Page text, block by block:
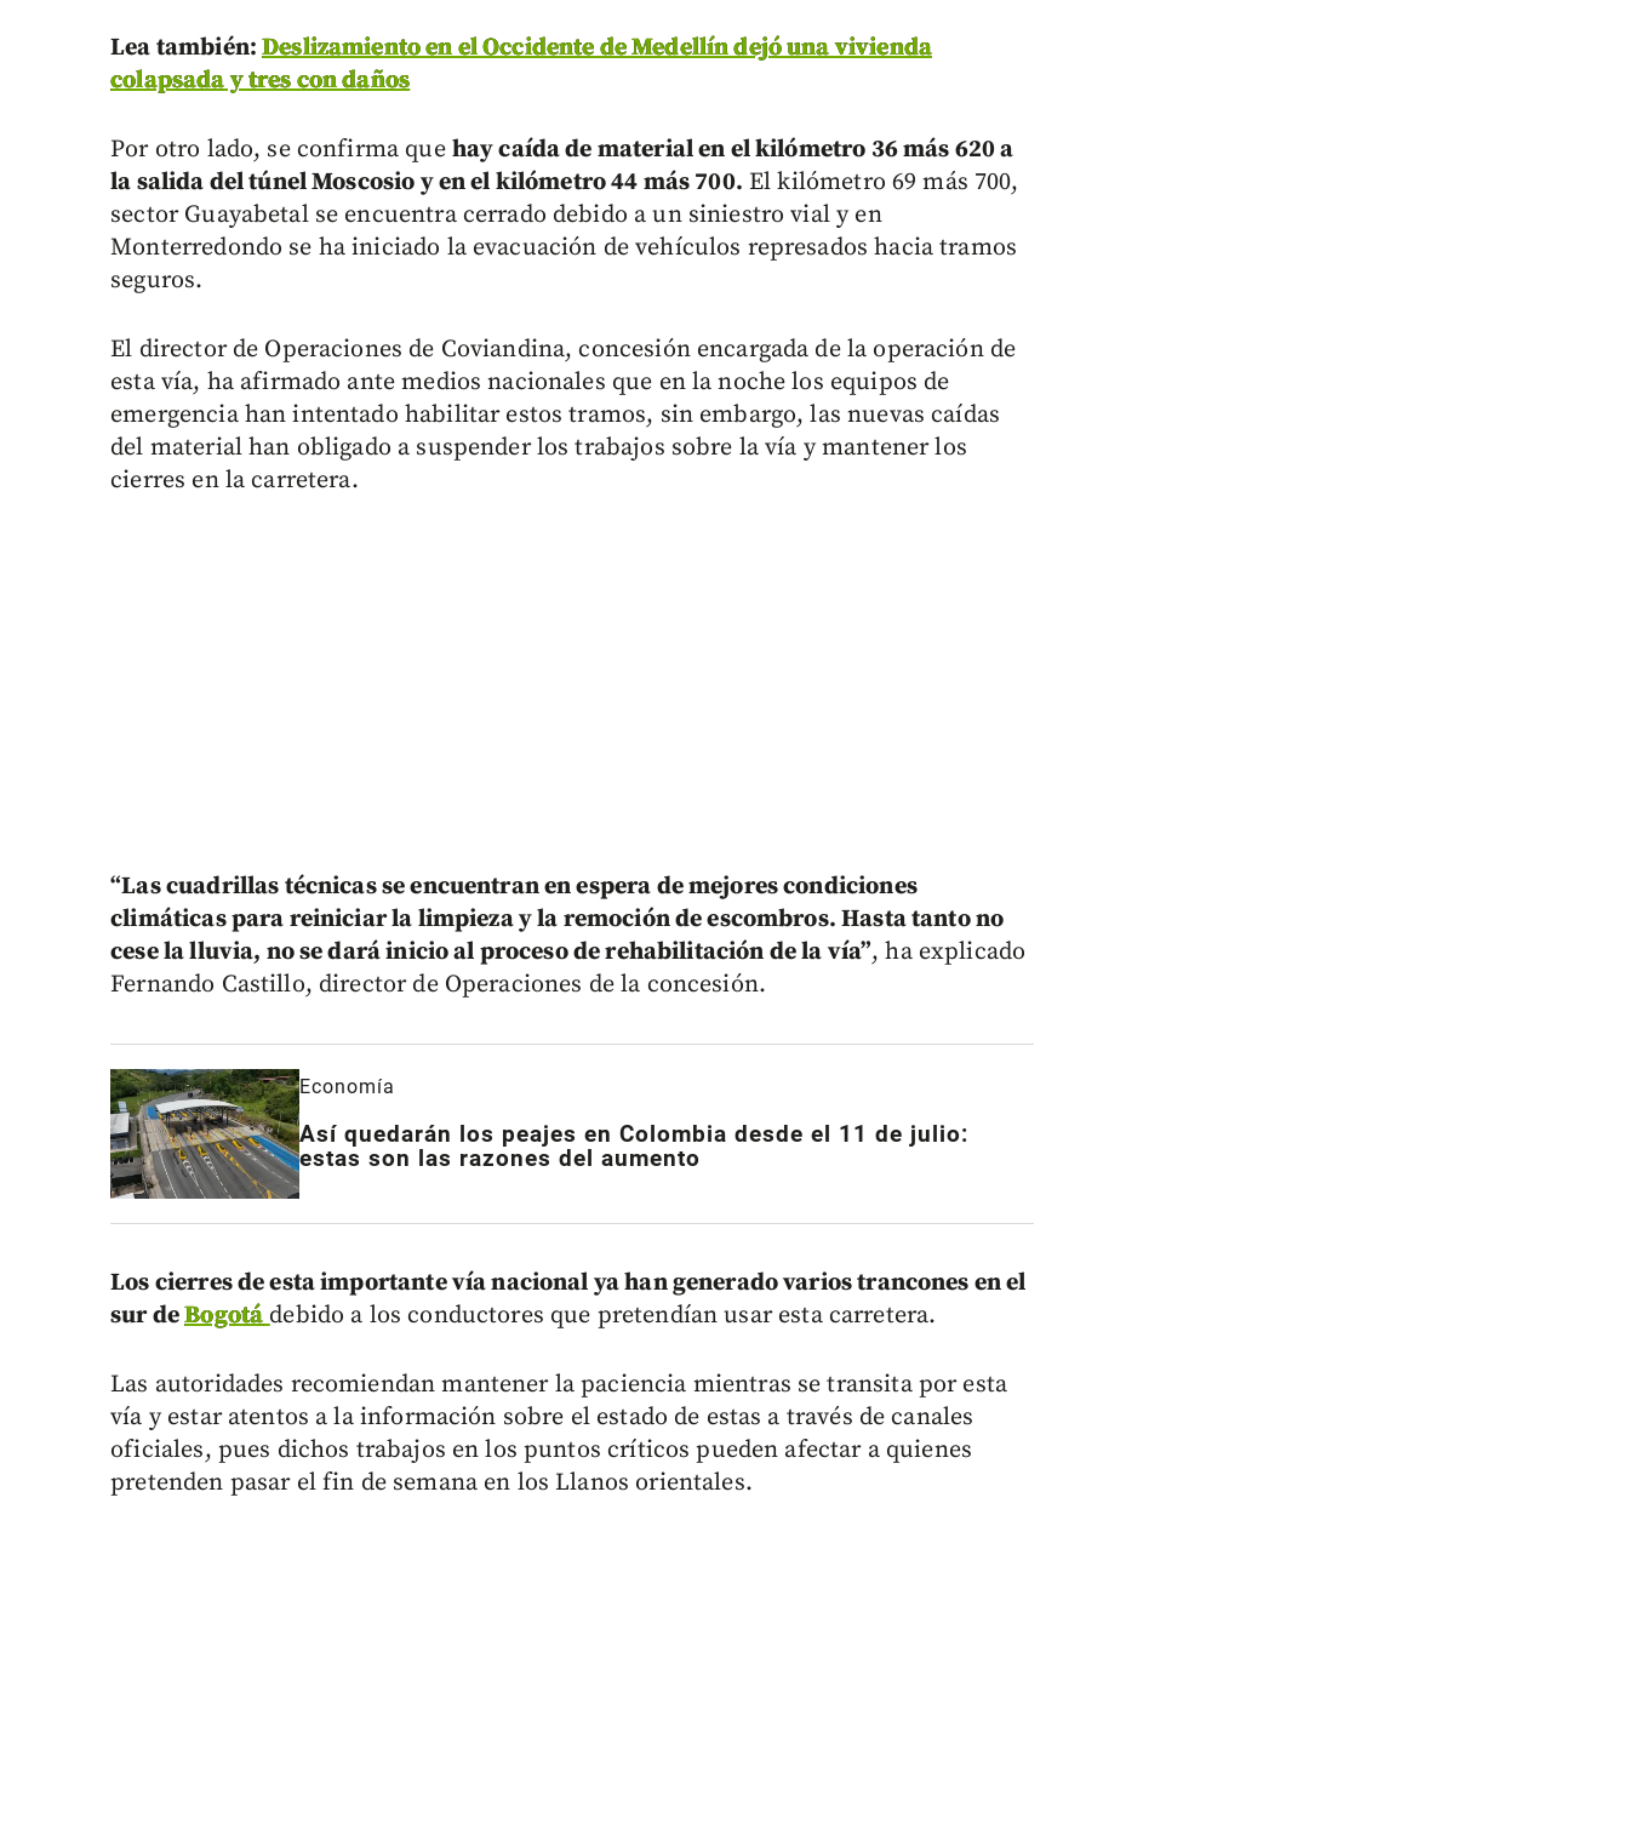
Lea también:Deslizamiento en el Occidente de Medellín dejó una vivienda
colapsada y tres con daños
Por otro lado, se confirma que hay caída de material en el kilómetro 36 más 620 a
la salida del túnel Moscosio y en el kilómetro 44 más 700. El kilómetro 69 más 700,
sector Guayabetal se encuentra cerrado debido a un siniestro vial y en
Monterredondo se ha iniciado la evacuación de vehículos represados hacia tramos
seguros.
El director de Operaciones de Coviandina, concesión encargada de la operación de
esta vía, ha afirmado ante medios nacionales que en la noche los equipos de
emergencia han intentado habilitar estos tramos, sin embargo, las nuevas caídas
del material han obligado a suspender los trabajos sobre la vía y mantener los
cierres en la carretera.
“Las cuadrillas técnicas se encuentran en espera de mejores condiciones
climáticas para reiniciar la limpieza y la remoción de escombros. Hasta tanto no
cese la lluvia, no se dará inicio al proceso de rehabilitación de la vía”, ha explicado
Fernando Castillo, director de Operaciones de la concesión.
Economía
Así quedarán los peajes en Colombia desde el 11 de julio:
estas son las razones del aumento
Los cierres de esta importante vía nacional ya han generado varios trancones en el
sur deBogotá debido a los conductores que pretendían usar esta carretera.
Las autoridades recomiendan mantener la paciencia mientras se transita por esta
vía y estar atentos a la información sobre el estado de estas a través de canales
oficiales, pues dichos trabajos en los puntos críticos pueden afectar a quienes
pretenden pasar el fin de semana en los Llanos orientales.